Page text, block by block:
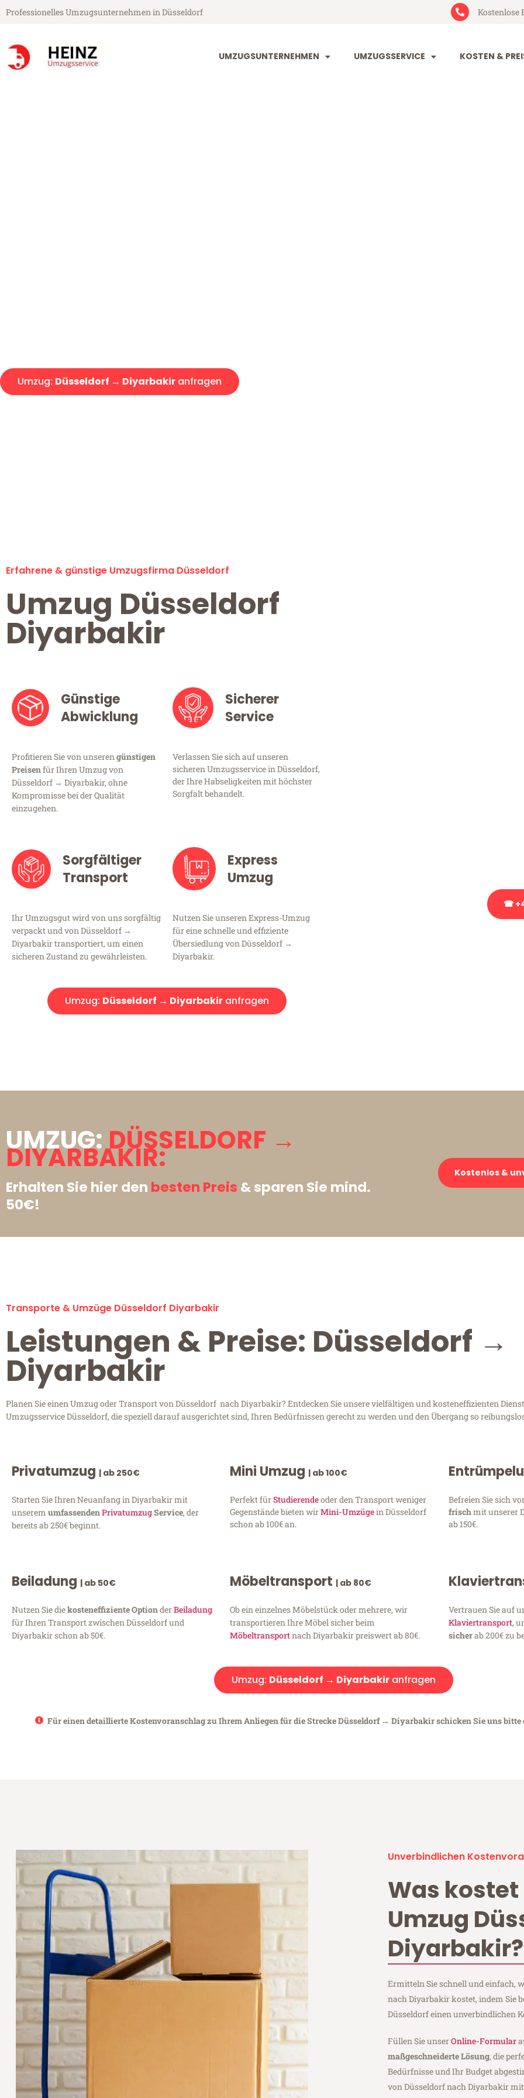
Professionelles Umzugsunternehmen in Düsseldorf Kostenlose
UMZUGSUNTERNEHMEN UMZUGSSERVICE KOSTEN &
Umzug: Düsseldorf → Diyarbakir anfragen
Erfahrene & günstige Umzugsfirma Düsseldorf
Umzug Düsseldorf
Diyarbakir
Günstige
Abwicklung
Profitieren Sie von unserengünstigen
Preisenfür Ihren Umzug von
Düsseldorf → Diyarbakir, ohne
Kompromisse bei der Qualität
einzugehen.
Sicherer
Service
Verlassen Sie sich auf unseren
sicheren Umzugsservice in Düsseldorf,
der Ihre Habseligkeiten mit höchster
Sorgfalt behandelt.
Sorgfältiger
Transport
Ihr Umzugsgut wird von uns sorgfältig
verpackt und von Düsseldorf →
Diyarbakir transportiert, um einen
sicheren Zustand zu gewährleisten.
Express
Umzug
Nutzen Sie unseren Express-Umzug
für eine schnelle und effiziente
Übersiedlung von Düsseldorf →
Diyarbakir.
Umzug: Düsseldorf → Diyarbakiranfragen
☎
UMZUG:DÜSSELDORF →
DIYARBAKIR:
Erhalten Sie hier den besten Preis & sparen Sie mind.
50€!
Kostenlos &
Transporte & Umzüge Düsseldorf Diyarbakir
Leistungen & Preise: Düsseldorf →
Diyarbakir
Planen Sie einen Umzug oder Transport von Düsseldorf nach Diyarbakir? Entdecken Sie unsere vielfältigen und kosteneffizienten
Umzugsservice Düsseldorf, die speziell darauf ausgerichtet sind, Ihren Bedürfnissen gerecht zu werden und den Übergang so
Privatumzug | ab 250€
Starten Sie Ihren Neuanfang in Diyarbakir mit
unserem umfassendenPrivatumzugService, der
bereits ab 250€ beginnt.
Mini Umzug | ab 100€
Perfekt fürStudierendeoder den Transport weniger
Gegenstände bieten wirMini-Umzügein Düsseldorf
schon ab 100€ an.
Befreien Sie sich
frischmit unserer
ab 150€.
Beiladung | ab 50€
Nutzen Sie diekosteneffiziente OptionderBeiladung
für Ihren Transport zwischen Düsseldorf und
Diyarbakir schon ab 50€.
Möbeltransport | ab 80€
Ob ein einzelnes Möbelstück oder mehrere, wir
transportieren Ihre Möbel sicher beim
Möbeltransportnach Diyarbakir preiswert ab 80€.
Vertrauen Sie auf
Klaviertransport,
sicherab 200€ zu
Umzug: Düsseldorf → Diyarbakiranfragen
Für einen detaillierte Kostenvoranschlag zu Ihrem Anliegen für die Strecke Düsseldorf → Diyarbakir schicken Sie uns bitte
Unverbindlichen
Was kostet
Umzug
Diyarbakir?
Ermitteln Sie schnell und einfach,
nach Diyarbakir kostet, indem Sie
Düsseldorf einen unverbindlichen
Füllen Sie unserOnline-Formular
maßgeschneiderte Lösung, die
Bedürfnisse und Ihr Budget
von Düsseldorf nach Diyarbakir